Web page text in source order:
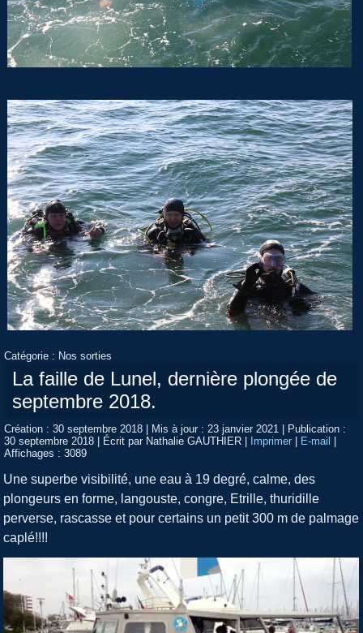
Catégorie : Nos sorties
La faille de Lunel, dernière plongée de
septembre 2018.
Création : 30 septembre 2018 | Mis à jour : 23 janvier 2021 | Publication :
30 septembre 2018 | Écrit par Nathalie GAUTHIER | Imprimer | E-mail |
Affichages : 3089
Une superbe visibilité, une eau à 19 degré, calme, des
plongeurs en forme, langouste, congre, Etrille, thuridille
perverse, rascasse et pour certains un petit 300 m de palmage
caplé!!!!